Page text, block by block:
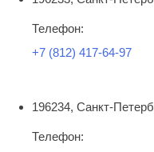
Телефон:
+7 (812) 417-64-97
196234, Санкт-
Телефон: